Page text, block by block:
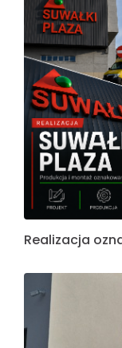
Realizacja